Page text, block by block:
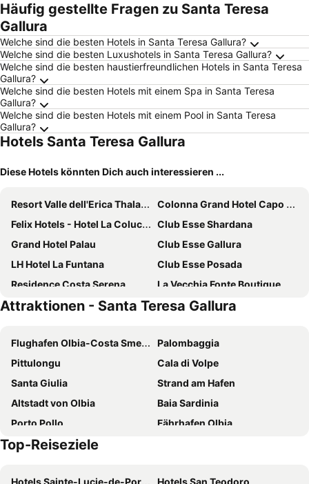
Häufig gestellte Fragen zu Santa Teresa
Gallura
Welche sind die besten Hotels in Santa Teresa Gallura?
Welche sind die besten Luxushotels in Santa Teresa Gallura?
Welche sind die besten haustierfreundlichen Hotels in Santa Teresa
Gallura?
Welche sind die besten Hotels mit einem Spa in Santa Teresa
Gallura?
Welche sind die besten Hotels mit einem Pool in Santa Teresa
Gallura?
Hotels Santa Teresa Gallura
Diese Hotels könnten Dich auch interessieren ...
Resort Valle dell'Erica Thalasso & SPA
Colonna Grand Hotel Capo Testa
Felix Hotels - Hotel La Coluccia
Club Esse Shardana
Grand Hotel Palau
Club Esse Gallura
LH Hotel La Funtana
Club Esse Posada
Residence Costa Serena
La Vecchia Fonte Boutique Hotel
Hotel Villa Marina
Il Gabbiano
Lodge de Charme A Cheda
GH Diana Hotel
Hotel Mirage
Hotel Nido D'Aquila
Hôtel Santateresa
Hotel Miralonga
Hôtel Padolo
Hôtel Maora Village
Hotel Porto Puddu
Hotel Canne al Vento
Palau City Hotel
Attraktionen - Santa Teresa Gallura
Flughafen Olbia-Costa Smeralda-Prince Karim Aga Khan IV
Palombaggia
Pittulongu
Cala di Volpe
Santa Giulia
Strand am Hafen
Altstadt von Olbia
Baia Sardinia
Porto Pollo
Fährhafen Olbia
Capriccioli Beach
Top-Reiseziele
Hotels Sainte-Lucie-de-Porto-Vecchio
Hotels San Teodoro